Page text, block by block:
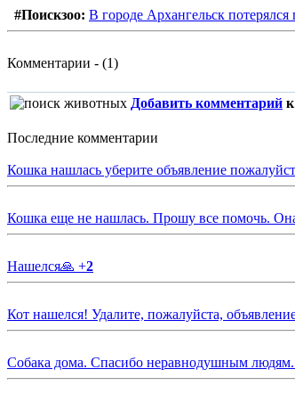
#Поискзоо: В городе Архангельск
Комментарии - (1)
Добавить комментарий
Последние комментарии
Кошка нашлась уберите объявление
Кошка еще не нашлась. Прошу все помочь.
Нашелся🙏 +2
Кот нашелся! Удалите, пожалуйста,
Собака дома. Спасибо неравнодушным людям.